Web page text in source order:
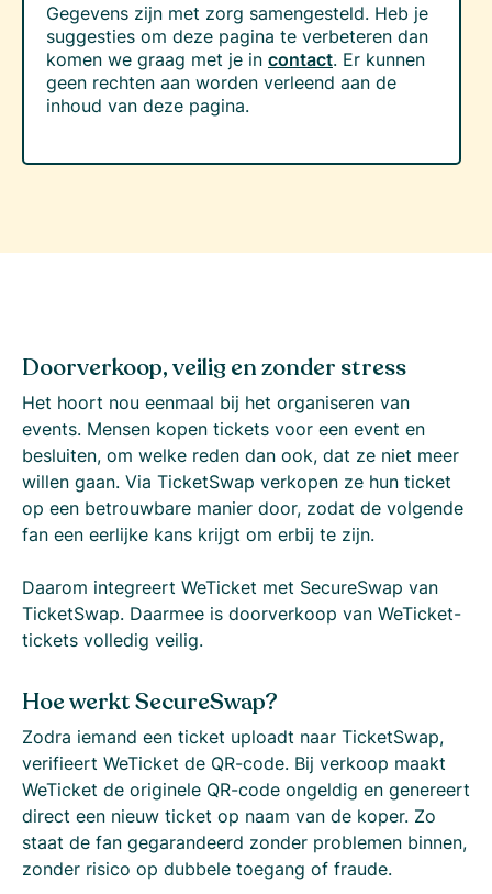
Gegevens zijn met zorg samengesteld. Heb je
suggesties om deze pagina te verbeteren dan
komen we graag met je in contact. Er kunnen
geen rechten aan worden verleend aan de
inhoud van deze pagina.
Doorverkoop, veilig en zonder stress
Het hoort nou eenmaal bij het organiseren van
events. Mensen kopen tickets voor een event en
besluiten, om welke reden dan ook, dat ze niet meer
willen gaan. Via TicketSwap verkopen ze hun ticket
op een betrouwbare manier door, zodat de volgende
fan een eerlijke kans krijgt om erbij te zijn.
Daarom integreert WeTicket met SecureSwap van
TicketSwap. Daarmee is doorverkoop van WeTicket-
tickets volledig veilig.
Hoe werkt SecureSwap?
Zodra iemand een ticket uploadt naar TicketSwap,
verifieert WeTicket de QR-code. Bij verkoop maakt
WeTicket de originele QR-code ongeldig en genereert
direct een nieuw ticket op naam van de koper. Zo
staat de fan gegarandeerd zonder problemen binnen,
zonder risico op dubbele toegang of fraude.